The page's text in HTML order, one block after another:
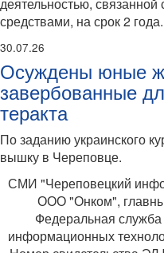
деятельностью,
средствами, на срок 2 года.
30.07.26
Осуждены юные
завербованные
теракта
По заданию украинского
вышку в Череповце.
СМИ "Череповецкий
ООО "Онком",
Федеральная
информационных